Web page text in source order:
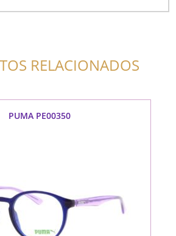
RELACIONADOS
PUMA PE00350